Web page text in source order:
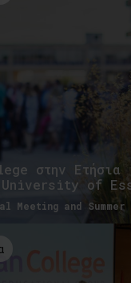
στην Ετήσια
University of
Meeting and